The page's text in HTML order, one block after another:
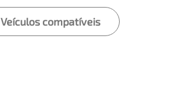
Veículos compatíveis